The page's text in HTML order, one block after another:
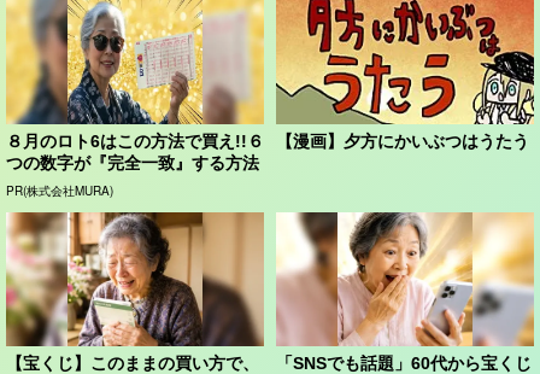
８月のロト6はこの方法で買え!!６
つの数字が『完全一致』する方法
PR(株式会社MURA)
【漫画】夕方にかいぶつはうたう
【宝くじ】このままの買い方で、 「SNSでも話題」60代から宝くじ